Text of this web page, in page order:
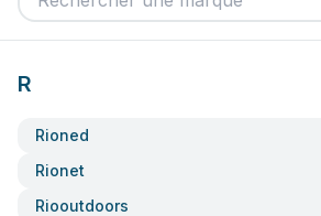
R
Rioned
Rionet
Riooutdoors